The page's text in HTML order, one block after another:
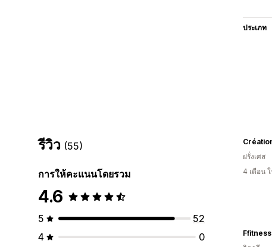
ประเภท
รีวิว (55)
การให้คะแนนโดยรวม
4.6
5
52
4
0
ฝรั่งเศส
4 เดือน
Ffitness